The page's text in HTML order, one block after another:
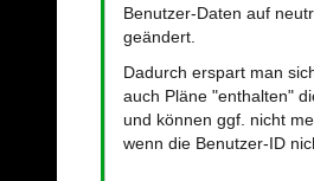
Benutzer-Daten auf
geändert.
Dadurch erspart man
auch Pläne "enthalten"
und können ggf. nicht
wenn die Benutzer-ID